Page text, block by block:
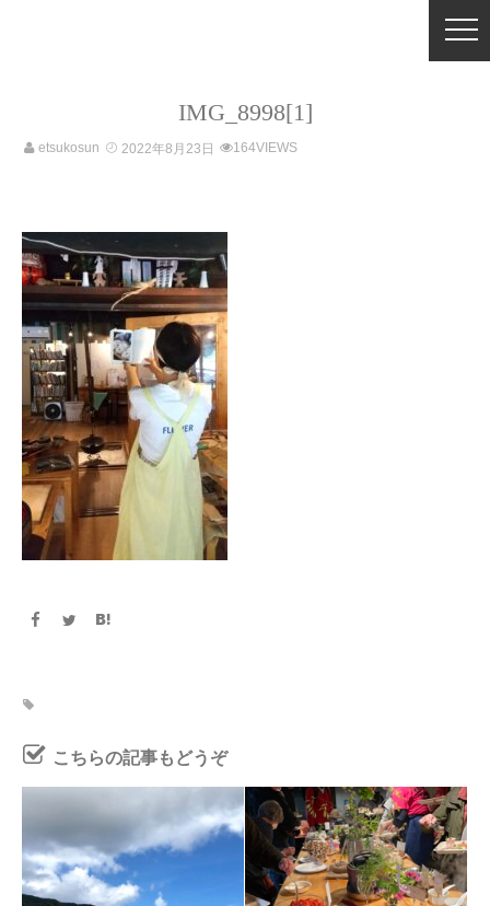
IMG_8998[1]
etsukosun 2022年8月23日 164VIEWS
こちらの記事もどうぞ